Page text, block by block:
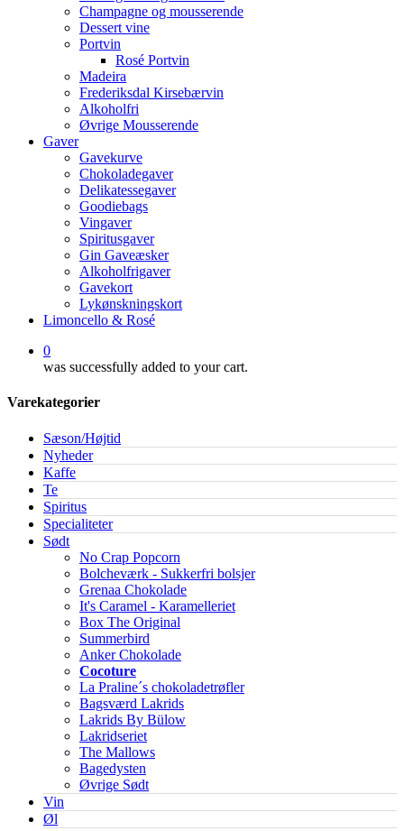
Champagne og mousserende
Dessert vine
Portvin
Rosé Portvin
Madeira
Frederiksdal Kirsebærvin
Alkoholfri
Øvrige Mousserende
Gaver
Gavekurve
Chokoladegaver
Delikatessegaver
Goodiebags
Vingaver
Spiritusgaver
Gin Gaveæsker
Alkoholfrigaver
Gavekort
Lykønskningskort
Limoncello & Rosé
0
was successfully added to your cart.
Varekategorier
Sæson/Højtid
Nyheder
Kaffe
Te
Spiritus
Specialiteter
Sødt
No Crap Popcorn
Bolcheværk - Sukkerfri bolsjer
Grenaa Chokolade
It's Caramel - Karamelleriet
Box The Original
Summerbird
Anker Chokolade
Cocoture
La Praline´s chokoladetrøfler
Bagsværd Lakrids
Lakrids By Bülow
Lakridseriet
The Mallows
Bagedysten
Øvrige Sødt
Vin
Øl